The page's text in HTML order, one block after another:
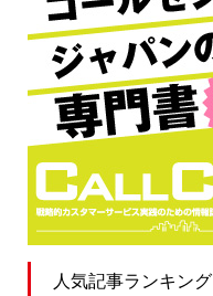
人気記事ランキング